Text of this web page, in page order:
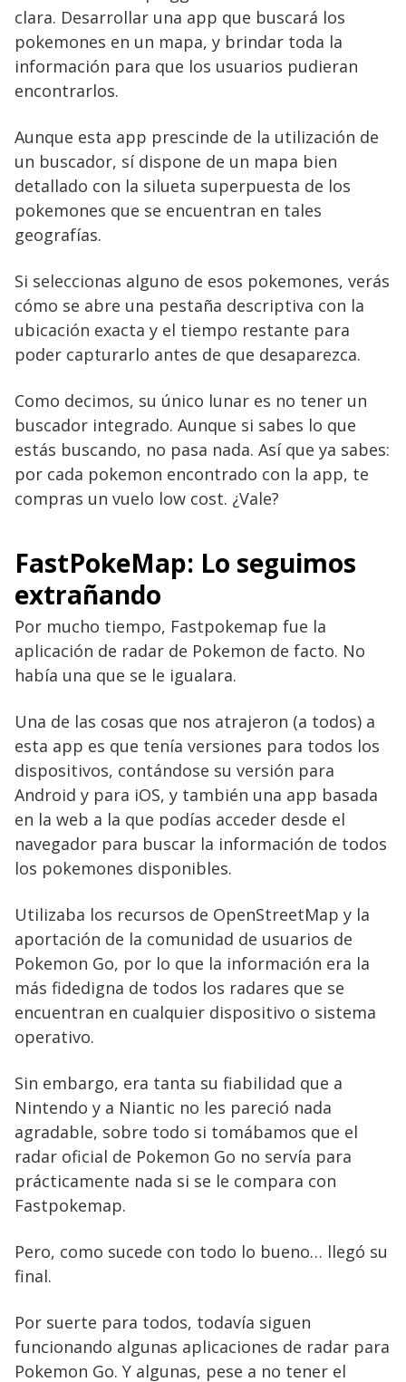
clara. Desarrollar una app que buscará los
pokemones en un mapa, y brindar toda la
información para que los usuarios pudieran
encontrarlos.
Aunque esta app prescinde de la utilización de
un buscador, sí dispone de un mapa bien
detallado con la silueta superpuesta de los
pokemones que se encuentran en tales
geografías.
Si seleccionas alguno de esos pokemones, verás
cómo se abre una pestaña descriptiva con la
ubicación exacta y el tiempo restante para
poder capturarlo antes de que desaparezca.
Como decimos, su único lunar es no tener un
buscador integrado. Aunque si sabes lo que
estás buscando, no pasa nada. Así que ya sabes:
por cada pokemon encontrado con la app, te
compras un vuelo low cost. ¿Vale?
FastPokeMap: Lo seguimos
extrañando
Por mucho tiempo, Fastpokemap fue la
aplicación de radar de Pokemon de facto. No
había una que se le igualara.
Una de las cosas que nos atrajeron (a todos) a
esta app es que tenía versiones para todos los
dispositivos, contándose su versión para
Android y para iOS, y también una app basada
en la web a la que podías acceder desde el
navegador para buscar la información de todos
los pokemones disponibles.
Utilizaba los recursos de OpenStreetMap y la
aportación de la comunidad de usuarios de
Pokemon Go, por lo que la información era la
más fidedigna de todos los radares que se
encuentran en cualquier dispositivo o sistema
operativo.
Sin embargo, era tanta su fiabilidad que a
Nintendo y a Niantic no les pareció nada
agradable, sobre todo si tomábamos que el
radar oficial de Pokemon Go no servía para
prácticamente nada si se le compara con
Fastpokemap.
Pero, como sucede con todo lo bueno… llegó su
final.
Por suerte para todos, todavía siguen
funcionando algunas aplicaciones de radar para
Pokemon Go. Y algunas, pese a no tener el